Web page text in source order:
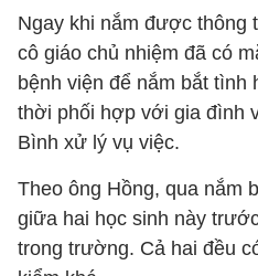
Ngay khi nắm được thông
cô giáo chủ nhiệm đã có
bệnh viện để nắm bắt
thời phối hợp với gia đình
Bình xử lý vụ việc.
Theo ông Hồng, qua nắm
giữa hai học sinh này
trong trường. Cả hai đều